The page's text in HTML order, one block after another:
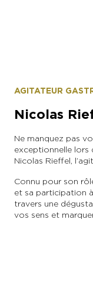
AGITATEUR
Nicolas
Ne manquez pas
exceptionnelle lors
Nicolas Rieffel,
Connu pour son
et sa participation
travers une
vos sens et